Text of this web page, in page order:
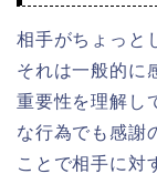
相手がちょっと
それは一般的に
重要性を理解し
な行為でも感謝
ことで相手に対